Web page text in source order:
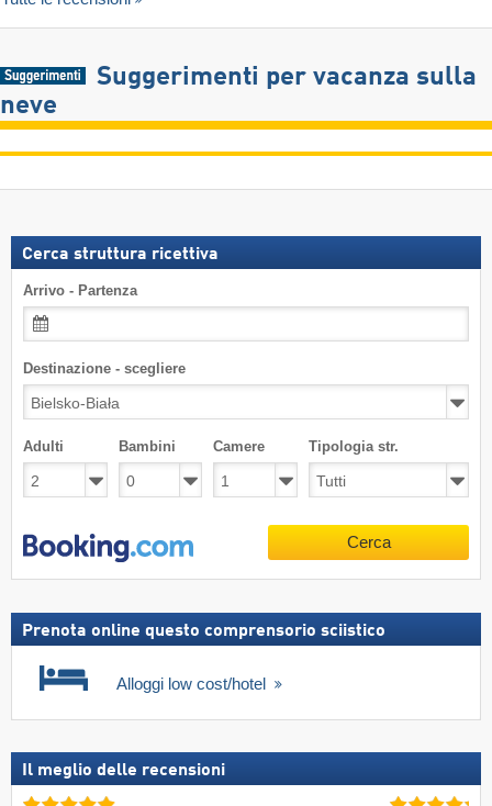
Suggerimenti per vacanza sulla
neve
Cerca struttura ricettiva
Arrivo - Partenza
Destinazione - scegliere
Adulti Bambini Camere Tipologia str.
Cerca
Prenota online questo comprensorio sciistico
Alloggi low cost/hotel
Il meglio delle recensioni